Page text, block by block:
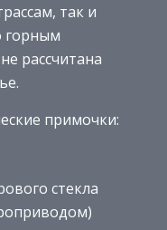
так и
горным
рассчитана
примочки:
стекла